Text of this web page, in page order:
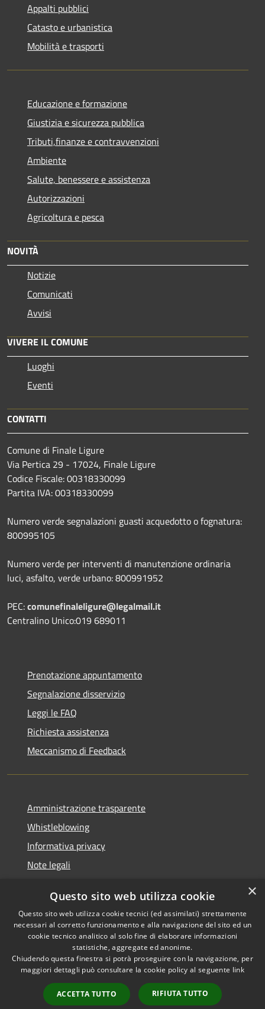
Appalti pubblici
Catasto e urbanistica
Mobilità e trasporti
Educazione e formazione
Giustizia e sicurezza pubblica
Tributi,finanze e contravvenzioni
Ambiente
Salute, benessere e assistenza
Autorizzazioni
Agricoltura e pesca
NOVITÀ
Notizie
Comunicati
Avvisi
VIVERE IL COMUNE
Luoghi
Eventi
CONTATTI
Comune di Finale Ligure
Via Pertica 29 - 17024, Finale Ligure
Codice Fiscale: 00318330099
Partita IVA: 00318330099
Numero verde segnalazioni guasti acquedotto o fognatura:
800995105
Numero verde per interventi di manutenzione ordinaria
luci, asfalto, verde urbano: 800991952
PEC:comunefinaleligure@legalmail.it
Centralino Unico:019 689011
Prenotazione appuntamento
Segnalazione disservizio
Leggi le FAQ
Richiesta assistenza
Meccanismo di Feedback
Amministrazione trasparente
Whistleblowing
Informativa privacy
Note legali
Segnalazioni di inaccessibilità
RSS
Accessibilità
Copyright © 2026 • Comune di
Finale Ligure • Powered by
Municipium•
Accesso
redazione
×
Questo sito web utilizza cookie
Questo sito web utilizza cookie tecnici (ed assimilati) strettamente
necessari al corretto funzionamento e alla navigazione del sito ed un
cookie tecnico analitico al solo fine di elaborare informazioni
statistiche, aggregate ed anonime.
Chiudendo questa finestra si potrà proseguire con la navigazione, per
maggiori dettagli può consultare la cookie policy al seguente link
ACCETTA TUTTO RIFIUTA TUTTO